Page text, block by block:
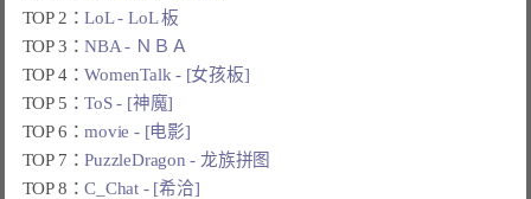
TOP 2：LoL - LoL 板
TOP 3：NBA - ＮＢＡ
TOP 4：WomenTalk - [女孩板]
TOP 5：ToS - [神魔]
TOP 6：movie - [电影]
TOP 7：PuzzleDragon - 龙族拼图
TOP 8：C_Chat - [希洽]